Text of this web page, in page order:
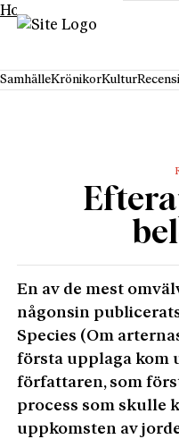
Hoppa till innehåll
SamhälleKrönikorKultur
En av de mest
någonsin
Species (Om
första upplaga kom
författaren, som
process som skulle
uppkomsten av